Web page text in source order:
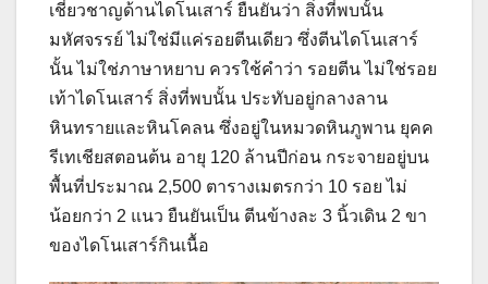
เชี่ยวชาญด้านไดโนเสาร์ ยืนยันว่า สิ่งที่พบนั้น
มหัศจรรย์ ไม่ใช่มีแค่รอยตีนเดียว ซึ่งตีนไดโนเสาร์
นั้น ไม่ใช่ภาษาหยาบ ควรใช้คำว่า รอยตีน ไม่ใช่รอย
เท้าไดโนเสาร์ สิ่งที่พบนั้น ประทับอยู่กลางลาน
หินทรายและหินโคลน ซึ่งอยู่ในหมวดหินภูพาน ยุคค
รีเทเชียสตอนต้น อายุ 120 ล้านปีก่อน กระจายอยู่บน
พื้นที่ประมาณ 2,500 ตารางเมตรกว่า 10 รอย ไม่
น้อยกว่า 2 แนว ยืนยันเป็น ตีนข้างละ 3 นิ้วเดิน 2 ขา
ของไดโนเสาร์กินเนื้อ